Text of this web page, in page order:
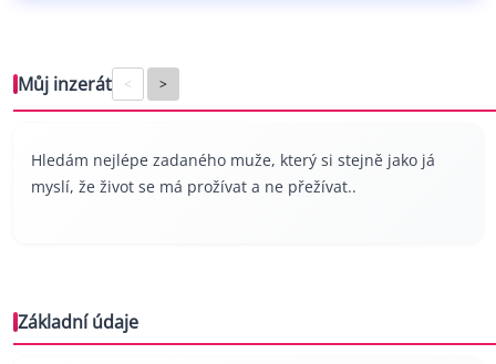
Můj inzerát < >
Hledám nejlépe zadaného muže, který si stejně jako já
myslí, že život se má prožívat a ne přežívat..
Základní údaje